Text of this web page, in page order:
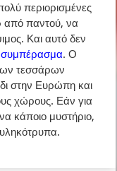
περιορισμένες
από παντού, να
Και αυτό δεν
συμπέρασμα. Ο
τεσσάρων
στην Ευρώπη και
χώρους. Εάν για
κάποιο μυστήριο,